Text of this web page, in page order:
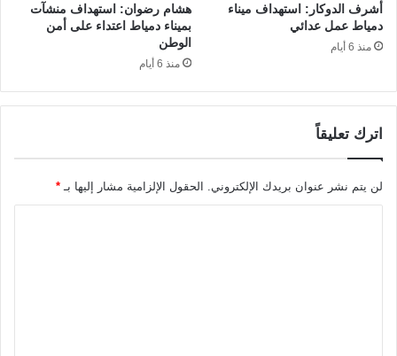
أشرف الدوكار: استهداف ميناء
دمياط عمل عدائي
منذ 6 أيام
هشام رضوان: استهداف منشآت
بميناء دمياط اعتداء على أمن
الوطن
منذ 6 أيام
اترك تعليقاً
لن يتم نشر عنوان بريدك الإلكتروني. الحقول الإلزامية مشار إليها بـ *